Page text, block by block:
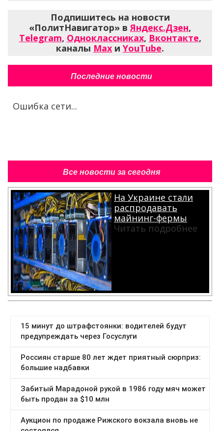
Подпишитесь на новости
«ПолитНавигатор» вЯндекс.Дзен,
Telegram, Одноклассниках, Вконтакте,
каналы Max и YouTube.
Последние новости
Ошибка сети...
Все новости за сегодня
На Украине стали
распродавать
майнинг-фермы
Читать подробнее